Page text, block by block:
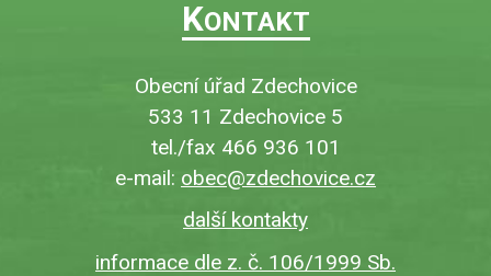
KONTAKT
Obecní úřad Zdechovice
533 11 Zdechovice 5
tel./fax 466 936 101
e-mail: obec@zdechovice.cz
další kontakty
informace dle z. č. 106/1999 Sb.